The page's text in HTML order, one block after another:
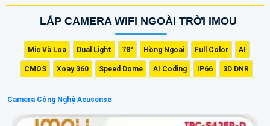
tổng quát hơn về khu vực cần quan sát.
LẮP CAMERA WIFI NGOÀI TRỜI IMOU
Mic Và Loa Dual Light 78° Hồng Ngoại Full Color AI
CMOS Xoay 360 Speed Dome AI Coding IP66 3D DNR
Camera Công Nghệ Acusense